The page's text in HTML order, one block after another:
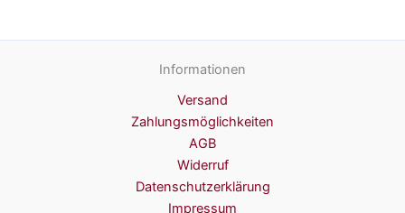
Informationen
Versand
Zahlungsmöglichkeiten
AGB
Widerruf
Datenschutzerklärung
Impressum